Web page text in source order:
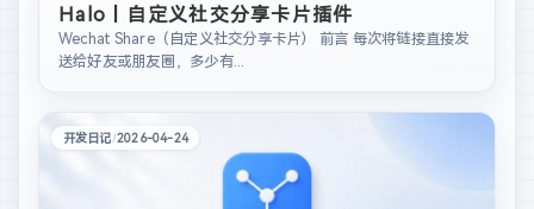
Halo丨自定义社交分享卡片插件
Wechat Share（自定义社交分享卡片） 前言 每次将链接直接发
送给好友或朋友圈，多少有...
开发日记/2026-04-24